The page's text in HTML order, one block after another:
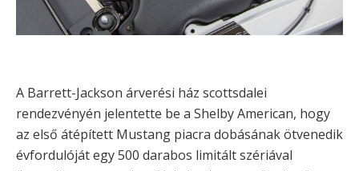
A Barrett-Jackson árverési ház scottsdalei
rendezvényén jelentette be a Shelby American, hogy
az első átépített Mustang piacra dobásának ötvenedik
évfordulóját egy 500 darabos limitált szériával